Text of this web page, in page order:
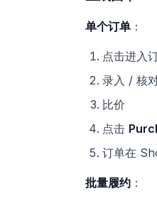
单个订单 ：
点击进入
录入 / 核
比价
点击
订单在
批量履约 ：